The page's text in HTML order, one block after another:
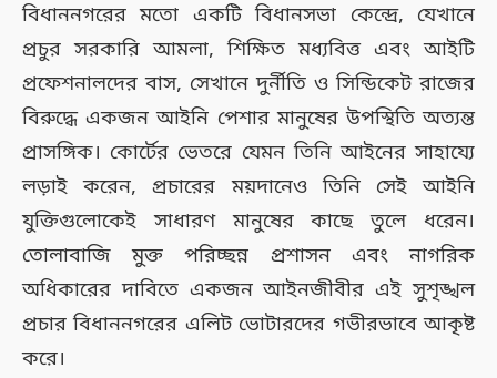
বিধাননগরের মতো একটি বিধানসভা কেন্দ্রে, যেখানে
প্রচুর সরকারি আমলা, শিক্ষিত মধ্যবিত্ত এবং আইটি
প্রফেশনালদের বাস, সেখানে দুর্নীতি ও সিন্ডিকেট রাজের
বিরুদ্ধে একজন আইনি পেশার মানুষের উপস্থিতি অত্যন্ত
প্রাসঙ্গিক। কোর্টের ভেতরে যেমন তিনি আইনের সাহায্যে
লড়াই করেন, প্রচারের ময়দানেও তিনি সেই আইনি
যুক্তিগুলোকেই সাধারণ মানুষের কাছে তুলে ধরেন।
তোলাবাজি মুক্ত পরিচ্ছন্ন প্রশাসন এবং নাগরিক
অধিকারের দাবিতে একজন আইনজীবীর এই সুশৃঙ্খল
প্রচার বিধাননগরের এলিট ভোটারদের গভীরভাবে আকৃষ্ট
করে।